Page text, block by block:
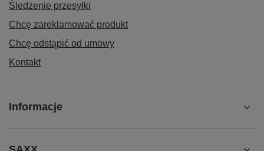
Śledzenie przesyłki
Chcę zareklamować produkt
Chcę odstąpić od umowy
Kontakt
Informacje